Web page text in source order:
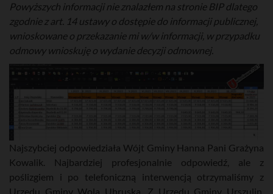
Powyższych informacji nie znalazłem na stronie BIP dlatego
zgodnie z art. 14 ustawy o dostępie do informacji publicznej,
wnioskowane o przekazanie mi w/w informacji, w przypadku
odmowy wnioskuję o wydanie decyzji odmownej.
Najszybciej odpowiedziała Wójt Gminy Hanna Pani Grażyna
Kowalik. Najbardziej profesjonalnie odpowiedź, ale z
poślizgiem i po telefoniczną interwencją otrzymaliśmy z
Urzędu Gminy Wola Uhruska. Z Urzędu Gminy Urszulin,